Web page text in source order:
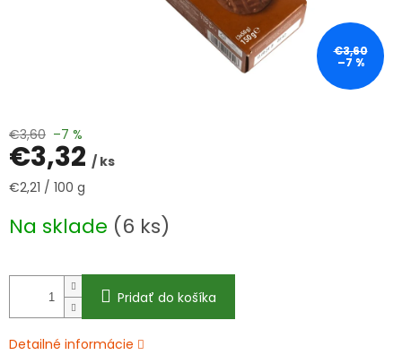
€3,60
–7 %
€3,60 –7 %
€3,32 / ks
Jednotková
€2,21 / 100 g
Na sklade (6 ks)
Pridať do košíka
Detailné informácie